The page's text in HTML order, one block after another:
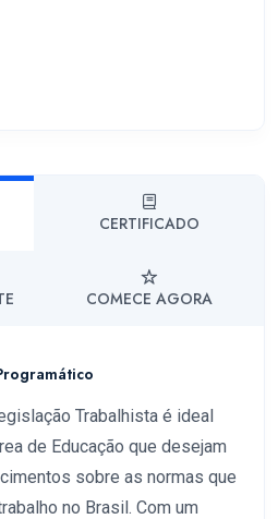
CERTIFICADO
COMECE AGORA
Trabalhista é ideal
de Educação que desejam
sobre as normas que
no Brasil. Com um